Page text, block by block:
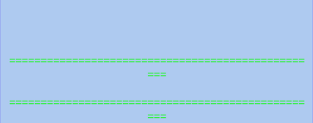
a
===============================================
===
===============================================
===